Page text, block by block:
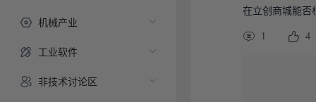
机械产业
工业软件
非技术讨论区
在立创商城能否
1 4